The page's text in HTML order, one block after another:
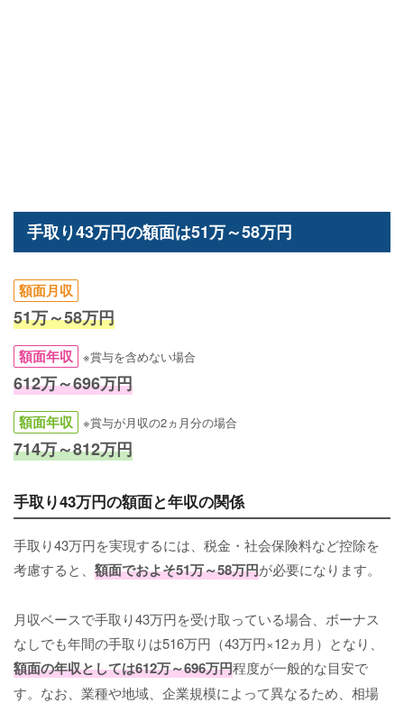
手取り43万円の額面は51万～58万円
額面月収
51万～58万円
額面年収 ※賞与を含めない場合
612万～696万円
額面年収 ※賞与が月収の2ヵ月分の場合
714万～812万円
手取り43万円の額面と年収の関係
手取り43万円を実現するには、税金・社会保険料など控除を
考慮すると、 額面でおよそ51万～58万円が必要になります。
月収ベースで手取り43万円を受け取っている場合、ボーナス
なしでも年間の手取りは516万円（43万円×12ヵ月）となり、
額面の年収としては612万～696万円程度が一般的な目安で
す。なお、業種や地域、企業規模によって異なるため、相場